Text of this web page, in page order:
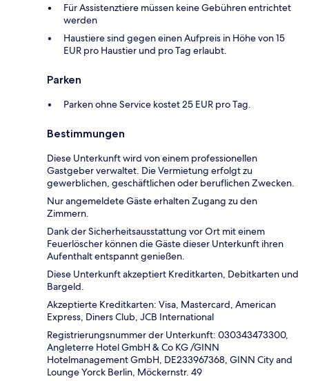
Für Assistenztiere müssen keine Gebühren entrichtet
werden
Haustiere sind gegen einen Aufpreis in Höhe von 15
EUR pro Haustier und pro Tag erlaubt.
Parken
Parken ohne Service kostet 25 EUR pro Tag.
Bestimmungen
Diese Unterkunft wird von einem professionellen
Gastgeber verwaltet. Die Vermietung erfolgt zu
gewerblichen, geschäftlichen oder beruflichen Zwecken.
Nur angemeldete Gäste erhalten Zugang zu den
Zimmern.
Dank der Sicherheitsausstattung vor Ort mit einem
Feuerlöscher können die Gäste dieser Unterkunft ihren
Aufenthalt entspannt genießen.
Diese Unterkunft akzeptiert Kreditkarten, Debitkarten und
Bargeld.
Akzeptierte Kreditkarten: Visa, Mastercard, American
Express, Diners Club, JCB International
Registrierungsnummer der Unterkunft: 030343473300,
Angleterre Hotel GmbH & Co KG /GINN
Hotelmanagement GmbH, DE233967368, GINN City and
Lounge Yorck Berlin, Möckernstr. 49